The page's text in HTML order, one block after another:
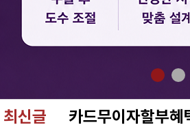
카드무이자할부
최신글